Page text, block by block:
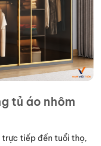
tủ áo nhôm
trực tiếp đến tuổi thọ,